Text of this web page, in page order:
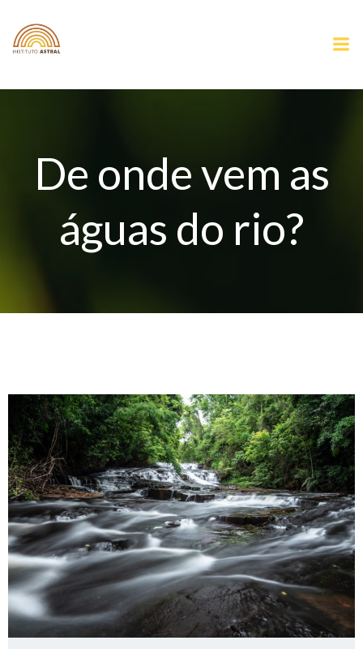
De onde vem as
águas do rio?